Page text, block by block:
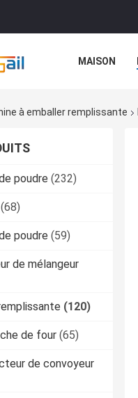
MAISON
à emballer remplissante
poudre (232)
(68)
poudre (59)
de mélangeur
(120)
de four (65)
de convoyeur